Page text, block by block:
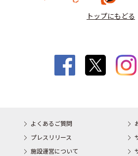
トップにもどる
よくあるご質問
プレスリリース
施設運営について